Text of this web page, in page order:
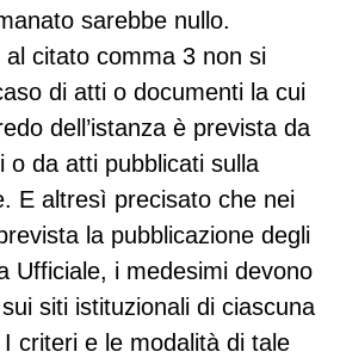
sarebbe nullo.
al citato comma 3 non si
di atti o documenti la cui
dell’istanza è prevista da
o da atti pubblicati sulla
E altresì precisato che nei
la pubblicazione degli
Ufficiale, i medesimi devono
siti istituzionali di ciascuna
criteri e le modalità di tale